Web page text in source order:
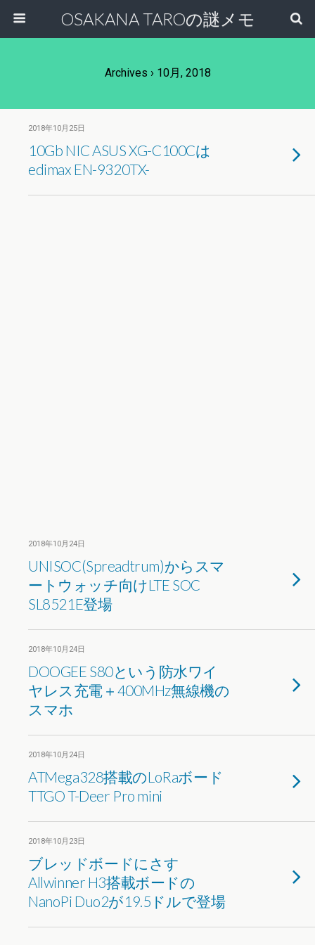
OSAKANA TAROの謎メモ
Archives › 10月, 2018
2018年10月25日
10Gb NIC ASUS XG-C100Cは
edimax EN-9320TX-
2018年10月24日
UNISOC(Spreadtrum)からスマ
ートウォッチ向けLTE SOC
SL8521E登場
2018年10月24日
DOOGEE S80という防水ワイ
ヤレス充電＋400MHz無線機の
スマホ
2018年10月24日
ATMega328搭載のLoRaボード
TTGO T-Deer Pro mini
2018年10月23日
ブレッドボードにさす
Allwinner H3搭載ボードの
NanoPi Duo2が19.5ドルで登場